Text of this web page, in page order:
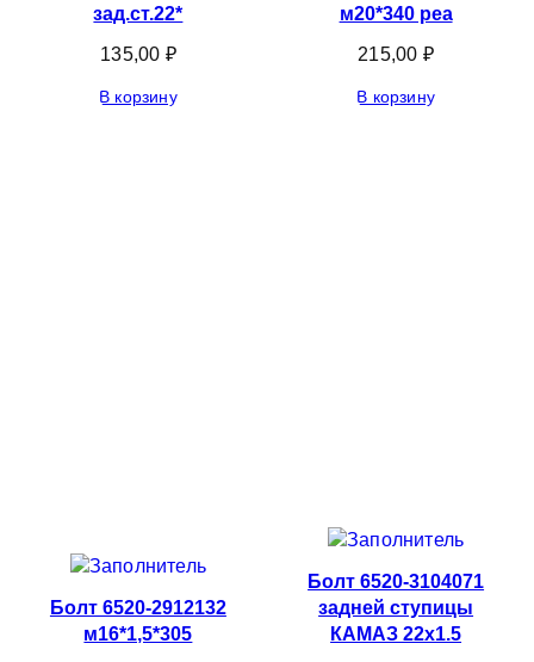
зад.ст.22*
135,00 ₽
В корзину
м20*340 реа
215,00 ₽
В корзину
Болт 6520-2912132
м16*1,5*305
Болт 6520-3104071
задней ступицы
КАМАЗ 22х1.5